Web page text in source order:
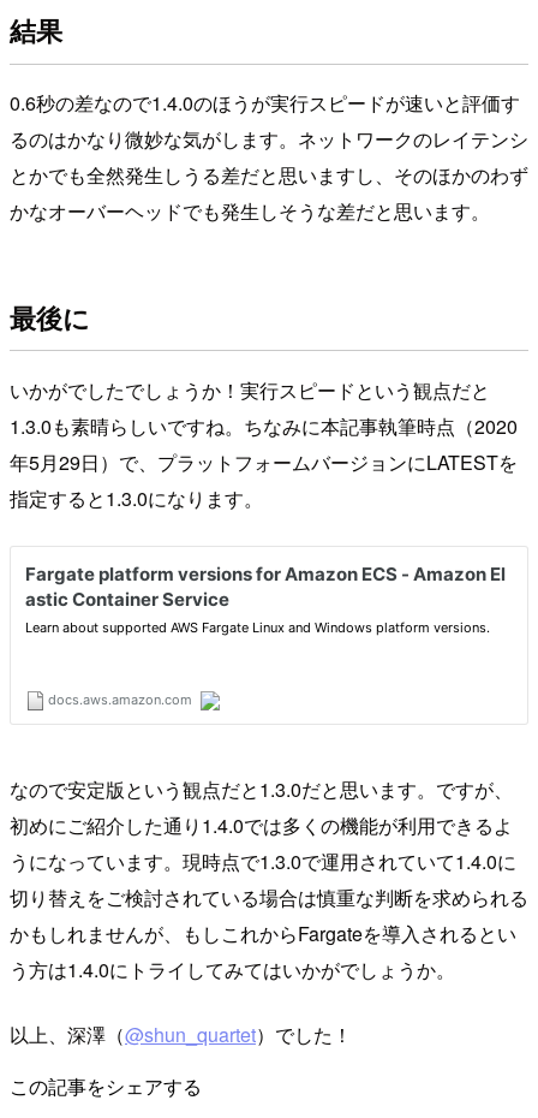
結果
0.6秒の差なので1.4.0のほうが実行スピードが速いと評価す
るのはかなり微妙な気がします。ネットワークのレイテンシ
とかでも全然発生しうる差だと思いますし、そのほかのわず
かなオーバーヘッドでも発生しそうな差だと思います。
最後に
いかがでしたでしょうか！実行スピードという観点だと
1.3.0も素晴らしいですね。ちなみに本記事執筆時点（2020
年5月29日）で、プラットフォームバージョンにLATESTを
指定すると1.3.0になります。
なので安定版という観点だと1.3.0だと思います。ですが、
初めにご紹介した通り1.4.0では多くの機能が利用できるよ
うになっています。現時点で1.3.0で運用されていて1.4.0に
切り替えをご検討されている場合は慎重な判断を求められる
かもしれませんが、もしこれからFargateを導入されるとい
う方は1.4.0にトライしてみてはいかがでしょうか。
以上、深澤（@shun_quartet）でした！
この記事をシェアする